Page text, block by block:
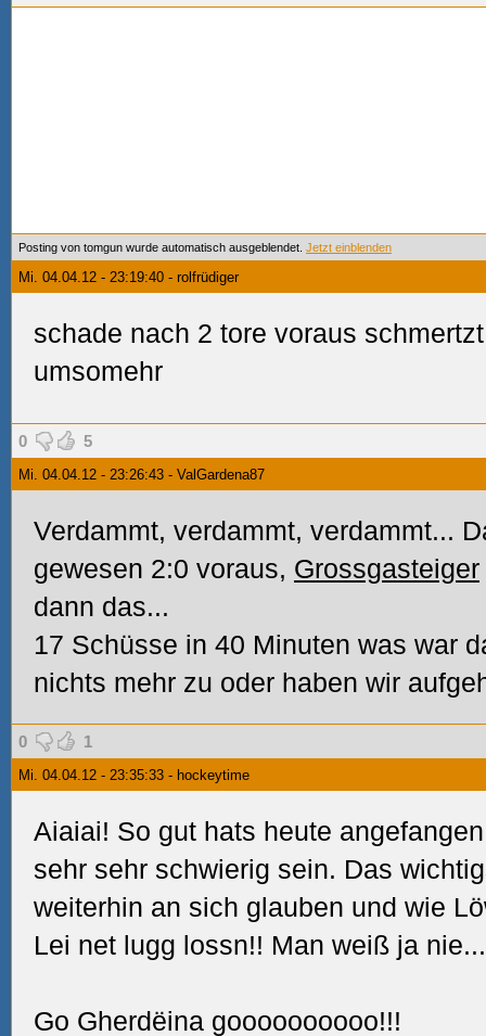
Posting von tomgun wurde automatisch ausgeblendet. Jetzt einblenden
Mi. 04.04.12 - 23:19:40 - rolfrüdiger
schade nach 2 tore voraus
umsomehr
0 5
Mi. 04.04.12 - 23:26:43 - ValGardena87
Verdammt, verdammt, verdammt...
gewesen 2:0 voraus, Grossgasteiger
dann das...
17 Schüsse in 40 Minuten was war
nichts mehr zu oder haben wir
0 1
Mi. 04.04.12 - 23:35:33 - hockeytime
Aiaiai! So gut hats heute
sehr sehr schwierig sein. Das
weiterhin an sich glauben und wie
Lei net lugg lossn!! Man weiß ja
Go Gherdëina goooooooooo!!!